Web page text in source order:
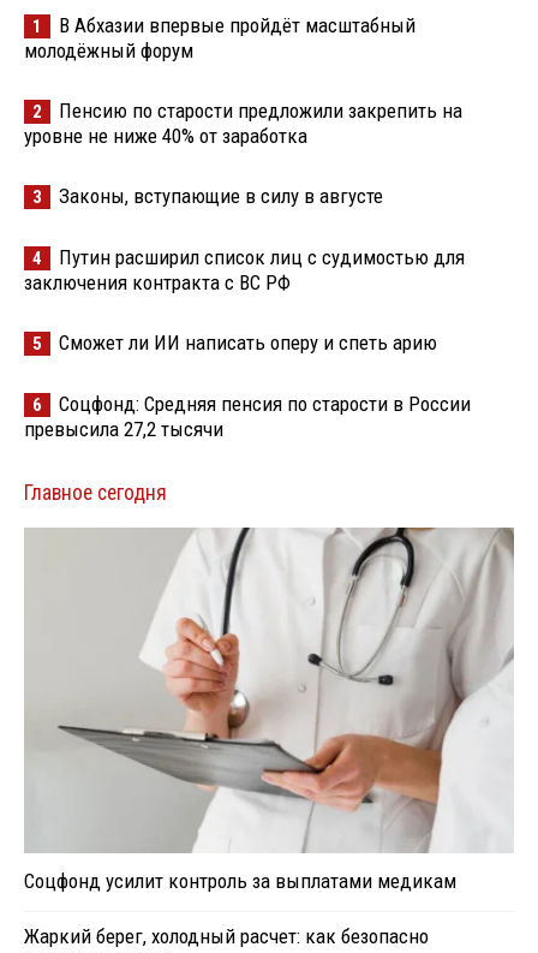
1
В Абхазии впервые пройдёт масштабный
молодёжный форум
2
Пенсию по старости предложили закрепить на
уровне не ниже 40% от заработка
3 Законы, вступающие в силу в августе
4
Путин расширил список лиц с судимостью для
заключения контракта с ВС РФ
5 Сможет ли ИИ написать оперу и спеть арию
6
Соцфонд: Средняя пенсия по старости в России
превысила 27,2 тысячи
Главное сегодня
Соцфонд усилит контроль за выплатами медикам
Жаркий берег, холодный расчет: как безопасно